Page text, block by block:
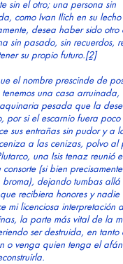
sin el otro; una persona sin
como Ivan Ilich en su
desea haber sido otro
sin pasado, sin recuerdos,
su propio futuro.[2]
el nombre prescinde de
una casa arruinada,
pesada que la
por si el escarnio fuera
sus entrañas sin pudor y a
a las cenizas, polvo al
una Isis tenaz reunió
(si bien
broma), dejando tumbas
recibiera honores y
mi licenciosa interpretación
la parte más vital de la
ser destruida, en tanto
o venga quien tenga el